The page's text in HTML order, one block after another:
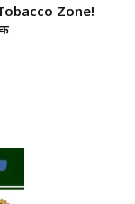
Zone!